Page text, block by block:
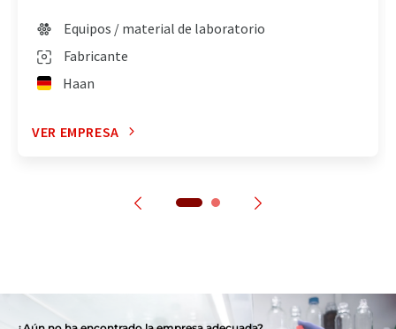
Equipos / material de laboratorio
Fabricante
Haan
VER EMPRESA